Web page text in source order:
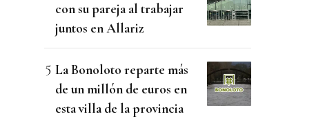
con su pareja al trabajar
juntos en Allariz
La Bonoloto reparte más
de un millón de euros en
esta villa de la provincia